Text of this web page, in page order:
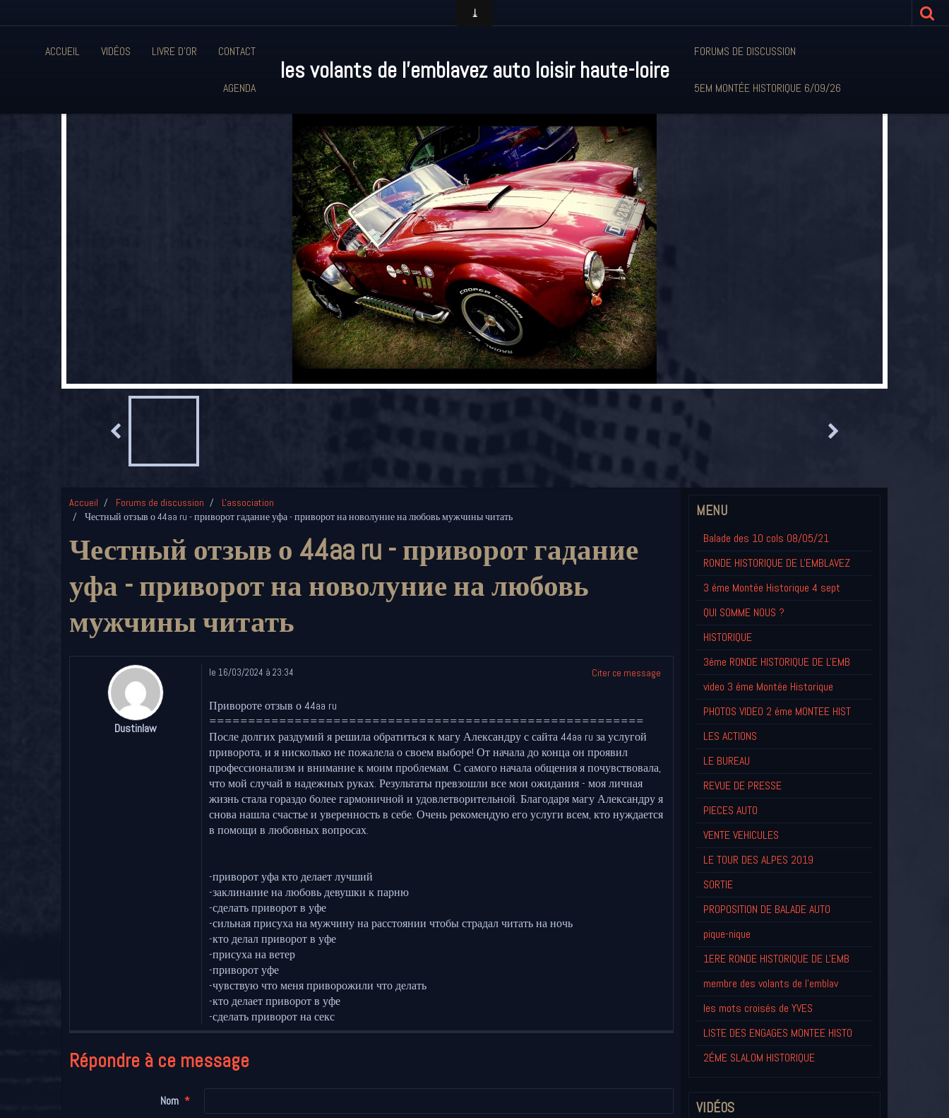
ACCUEIL VIDÉOS LIVRE D'OR CONTACT
AGENDA
les volants de l'emblavez auto loisir haute-loire
FORUMS DE DISCUSSION
5EM MONTÉE HISTORIQUE 6/09/26
Accueil Forums de discussion
L'association
Честный отзыв о 44aa ru - приворот гадание уфа - приворот на новолуние на любовь мужчины читать
Честный отзыв о 44aa ru - приворот гадание
уфа - приворот на новолуние на любовь
мужчины читать
Dustinlaw
le 16/03/2024 à 23:34 Citer ce message
Привороте отзыв о 44aa ru
========================================================
После долгих раздумий я решила обратиться к магу Александру с сайта 44aa ru за услугой
приворота, и я нисколько не пожалела о своем выборе! От начала до конца он проявил
профессионализм и внимание к моим проблемам. С самого начала общения я почувствовала,
что мой случай в надежных руках. Результаты превзошли все мои ожидания - моя личная
жизнь стала гораздо более гармоничной и удовлетворительной. Благодаря магу Александру я
снова нашла счастье и уверенность в себе. Очень рекомендую его услуги всем, кто нуждается
в помощи в любовных вопросах.
-приворот уфа кто делает лучший
-заклинание на любовь девушки к парню
-сделать приворот в уфе
-сильная присуха на мужчину на расстоянии чтобы страдал читать на ночь
-кто делал приворот в уфе
-присуха на ветер
-приворот уфе
-чувствую что меня приворожили что делать
-кто делает приворот в уфе
-сделать приворот на секс
Répondre à ce message
Nom
MENU
Balade des 10 cols 08/05/21
RONDE HISTORIQUE DE L'EMBLAVEZ
3 éme Montée Historique 4 sept
QUI SOMME NOUS ?
HISTORIQUE
3éme RONDE HISTORIQUE DE L'EMB
video 3 éme Montée Historique
PHOTOS VIDEO 2 éme MONTEE HIST
LES ACTIONS
LE BUREAU
REVUE DE PRESSE
PIECES AUTO
VENTE VEHICULES
LE TOUR DES ALPES 2019
SORTIE
PROPOSITION DE BALADE AUTO
pique-nique
1ERE RONDE HISTORIQUE DE L'EMB
membre des volants de l'emblav
les mots croisés de YVES
LISTE DES ENGAGES MONTEE HISTO
2ÉME SLALOM HISTORIQUE
VIDÉOS